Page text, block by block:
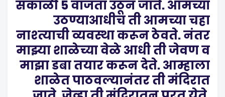
सकाळी 5 वाजता उठून जाते. आमच्या
उठण्याआधीच ती आमच्या चहा
नाश्त्याची व्यवस्था करून ठेवते. नंतर
माझ्या शाळेच्या वेळे आधी ती जेवण व
माझा डबा तयार करून देते. आम्हाला
शाळेत पाठवल्यानंतर ती मंदिरात